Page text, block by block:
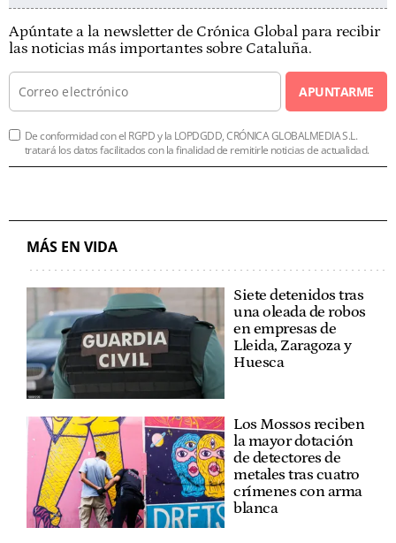
Apúntate a la newsletter de Crónica Global para recibir
las noticias más importantes sobre Cataluña.
APUNTARME
De conformidad con el RGPD y la LOPDGDD, CRÓNICA GLOBALMEDIA S.L.
tratará los datos facilitados con la finalidad de remitirle noticias de actualidad.
MÁS EN VIDA
Siete detenidos tras
una oleada de robos
en empresas de
Lleida, Zaragoza y
Huesca
Los Mossos reciben
la mayor dotación
de detectores de
metales tras cuatro
crímenes con arma
blanca